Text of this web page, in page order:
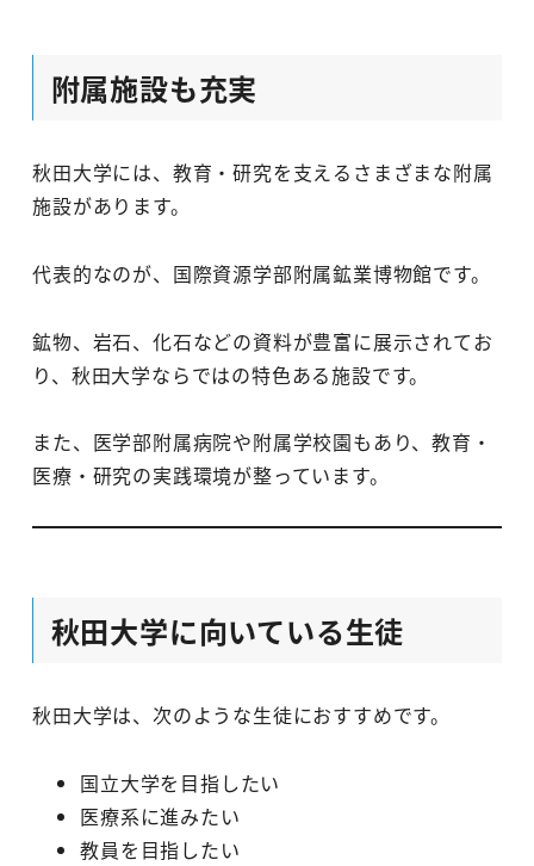
附属施設も充実
秋田大学には、教育・研究を支えるさまざまな附属
施設があります。
代表的なのが、国際資源学部附属鉱業博物館です。
鉱物、岩石、化石などの資料が豊富に展示されてお
り、秋田大学ならではの特色ある施設です。
また、医学部附属病院や附属学校園もあり、教育・
医療・研究の実践環境が整っています。
秋田大学に向いている生徒
秋田大学は、次のような生徒におすすめです。
国立大学を目指したい
医療系に進みたい
教員を目指したい